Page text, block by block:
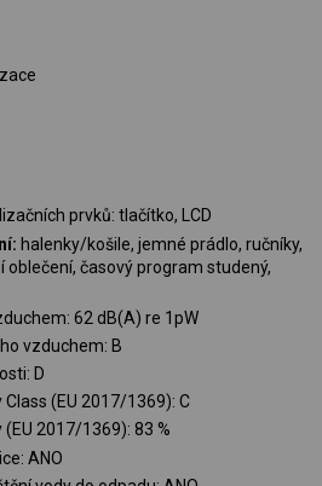
prvků: tlačítko, LCD
halenky/košile, jemné prádlo, ručníky,
oblečení, časový program studený,
62 dB(A) re 1pW
vzduchem: B
D
(EU 2017/1369): C
2017/1369): 83 %
ANO